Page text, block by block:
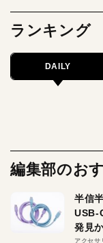
ランキング
DAILY
編集部のお
半信
USB-
発見
アクセサ